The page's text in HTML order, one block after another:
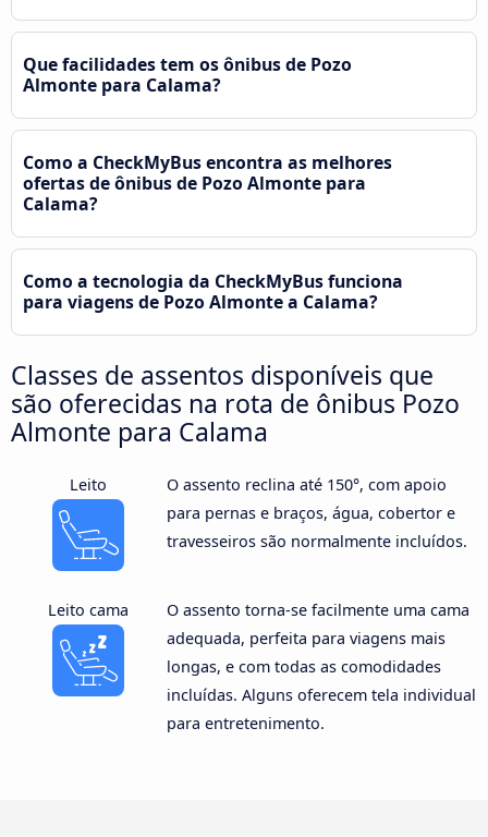
Que facilidades tem os ônibus de Pozo
Almonte para Calama?
Como a CheckMyBus encontra as melhores
ofertas de ônibus de Pozo Almonte para
Calama?
Como a tecnologia da CheckMyBus funciona
para viagens de Pozo Almonte a Calama?
Classes de assentos disponíveis que
são oferecidas na rota de ônibus Pozo
Almonte para Calama
Leito
O assento reclina até 150°, com apoio
para pernas e braços, água, cobertor e
travesseiros são normalmente incluídos.
Leito cama
O assento torna-se facilmente uma cama
adequada, perfeita para viagens mais
longas, e com todas as comodidades
incluídas. Alguns oferecem tela individual
para entretenimento.